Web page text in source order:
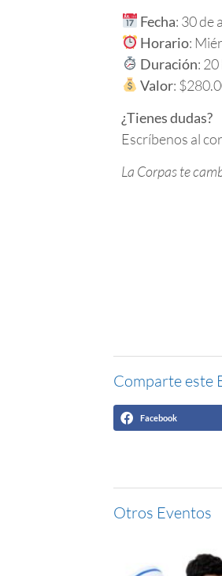
Fecha: 30 de
Horario:
Duración:
Valor:
¿Tienes dudas?
Escríbenos al
La Corpas te
Comparte este
Facebook
Otros Eventos